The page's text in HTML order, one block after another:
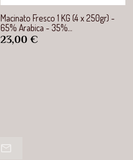
Aperçu rapide
Macinato Fresco 1 KG (4 x 250gr) -
65% Arabica - 35%...
Prix
23,00 €